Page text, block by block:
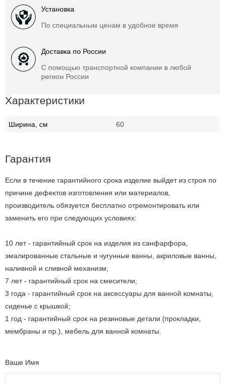
Установка
По специальным ценам в удобное время
Доставка по России
С помощью транспортной компании в любой
регион России
Характеристики
Ширина, см 60
Гарантия
Если в течение гарантийного срока изделие выйдет из строя по
причине дефектов изготовления или материалов,
производитель обязуется бесплатно отремонтировать или
заменить его при следующих условиях:
10 лет - гарантийный срок на изделия из санфарфора,
эмалированные стальные и чугунные ванны, акриловые ванны,
наливной и сливной механизм;
7 лет - гарантийный срок на смесители;
3 года - гарантийный срок на аксессуары для ванной комнаты,
сиденье с крышкой;
1 год - гарантийный срок на резиновые детали (прокладки,
мембраны и пр.), мебель для ванной комнаты.
Ваше Имя